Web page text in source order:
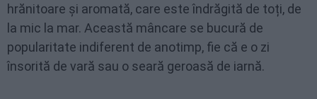
hrănitoare și aromată, care este îndrăgită de toți, de
la mic la mar. Această mâncare se bucură de
popularitate indiferent de anotimp, fie că e o zi
însorită de vară sau o seară geroasă de iarnă.